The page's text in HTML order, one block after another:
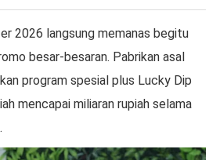
2026 langsung memanas begitu
besar-besaran. Pabrikan asal
program spesial plus Lucky Dip
mencapai miliaran rupiah selama